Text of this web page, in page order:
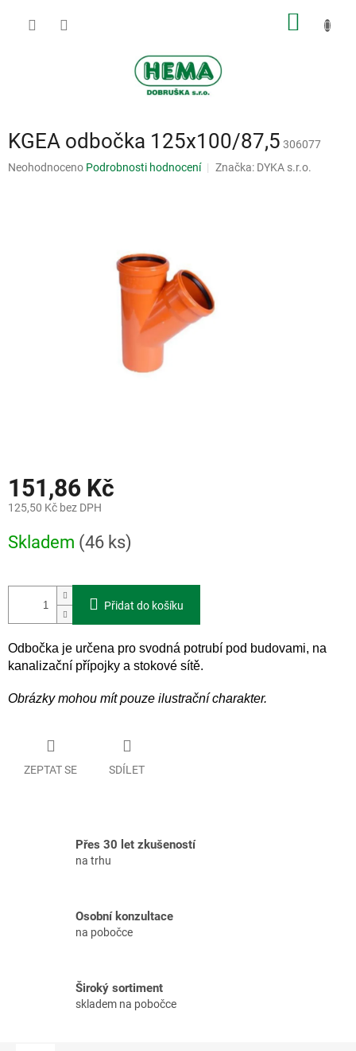
KGEA odbočka 125x100/87,5 306077
Průměrné
Neohodnoceno Podrobnosti hodnocení Značka: DYKA s.r.o.
151,86 Kč
125,50 Kč bez DPH
cena:
Skladem (46 ks)
Přidat do košíku
Odbočka je určena pro svodná potrubí pod budovami, na
kanalizační přípojky a stokové sítě.
Obrázky mohou mít pouze ilustrační charakter.
ZEPTAT SE SDÍLET
Přes 30 let zkušeností
na trhu
Osobní konzultace
na pobočce
Široký sortiment
skladem na pobočce